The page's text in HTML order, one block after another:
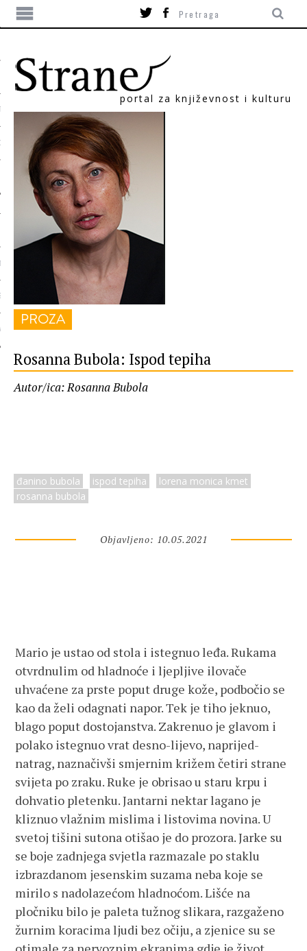
portal za književnost i kulturu
PROZA
Rosanna Bubola: Ispod tepiha
Autor/ica: Rosanna Bubola
đanino bubola ispod tepiha
lorena monica kmet
rosanna bubola
Objavljeno: 10.05.2021
Mario je ustao od stola i istegnuo leđa. Rukama
otvrdnulim od hladnoće i ljepljive ilovače
uhvaćene za prste poput druge kože, podbočio se
kao da želi odagnati napor. Tek je tiho jeknuo,
blago poput dostojanstva. Zakrenuo je glavom i
polako istegnuo vrat desno-lijevo, naprijed-
natrag, naznačivši smjernim križem četiri strane
svijeta po zraku. Ruke je obrisao u staru krpu i
dohvatio pletenku. Jantarni nektar lagano je
kliznuo vlažnim mislima i listovima novina. U
svetoj tišini sutona otišao je do prozora. Jarke su
se boje zadnjega svjetla razmazale po staklu
izbrazdanom jesenskim suzama neba koje se
mirilo s nadolazećom hladnoćom. Lišće na
pločniku bilo je paleta tužnog slikara, razgaženo
žurnim koracima ljudi bez očiju, a zjenice su se